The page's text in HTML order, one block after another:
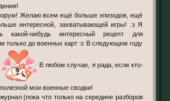
Желаю всем ещё больше эпизодов, ещё
интересной, захватывающей игры! :з Я
какой-нибудь интересный рецепт для
только до военных карт :с В следующем году
В любом случае, я рада, если кто-
мои военные сводки!
(пока что только на середине разборов